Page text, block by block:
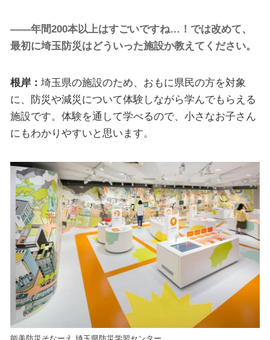
――年間200本以上はすごいですね…！では改めて、
最初に埼玉防災はどういった施設か教えてください。
根岸： 埼玉県の施設のため、おもに県民の方を対象
に、防災や減災について体験しながら学んでもらえる
施設です。体験を通して学べるので、小さなお子さん
にもわかりやすいと思います。